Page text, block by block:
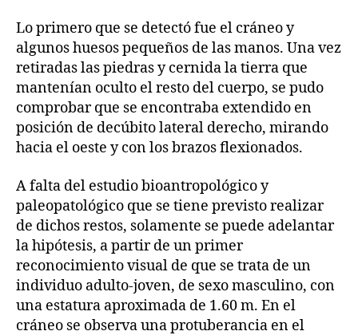
Lo primero que se detectó fue el cráneo y
algunos huesos pequeños de las manos. Una vez
retiradas las piedras y cernida la tierra que
mantenían oculto el resto del cuerpo, se pudo
comprobar que se encontraba extendido en
posición de decúbito lateral derecho, mirando
hacia el oeste y con los brazos flexionados.
A falta del estudio bioantropológico y
paleopatológico que se tiene previsto realizar
de dichos restos, solamente se puede adelantar
la hipótesis, a partir de un primer
reconocimiento visual de que se trata de un
individuo adulto-joven, de sexo masculino, con
una estatura aproximada de 1.60 m. En el
cráneo se observa una protuberancia en el